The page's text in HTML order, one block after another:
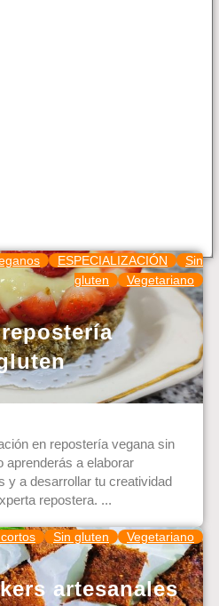
ESPECIALIZACIÓN
Sin
gluten
Vegetariano
en repostería vegana sin
aprenderás a elaborar
y a desarrollar tu creatividad
repostera. ...
Sin gluten Vegetariano
artesanales